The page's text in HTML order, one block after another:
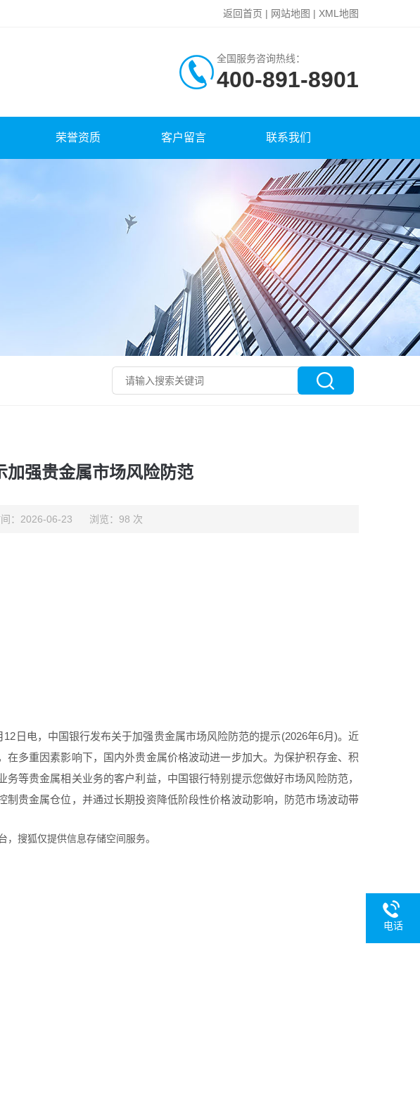
返回首页 | 网站地图 | XML地图
全国服务咨询热线：
400-891-8901
荣誉资质 客户留言 联系我们
加强贵金属市场风险防范
：2026-06-23 浏览：98 次
日电，中国银行发布关于加强贵金属市场风险防范的提示(2026年6月)。近
多重因素影响下，国内外贵金属价格波动进一步加大。为保护积存金、积
等贵金属相关业务的客户利益，中国银行特别提示您做好市场风险防范，
贵金属仓位，并通过长期投资降低阶段性价格波动影响，防范市场波动带
搜狐仅提供信息存储空间服务。
电话